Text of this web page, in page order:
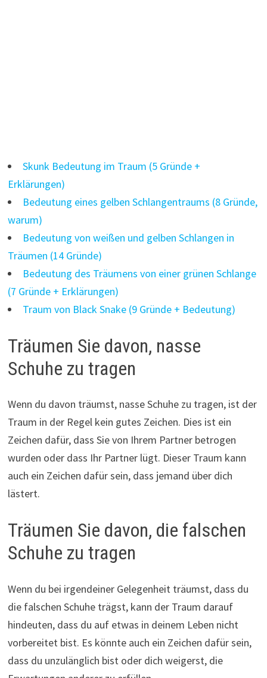
Skunk Bedeutung im Traum (5 Gründe +
Erklärungen)
Bedeutung eines gelben Schlangentraums (8 Gründe,
warum)
Bedeutung von weißen und gelben Schlangen in
Träumen (14 Gründe)
Bedeutung des Träumens von einer grünen Schlange
(7 Gründe + Erklärungen)
Traum von Black Snake (9 Gründe + Bedeutung)
Träumen Sie davon, nasse
Schuhe zu tragen
Wenn du davon träumst, nasse Schuhe zu tragen, ist der
Traum in der Regel kein gutes Zeichen. Dies ist ein
Zeichen dafür, dass Sie von Ihrem Partner betrogen
wurden oder dass Ihr Partner lügt. Dieser Traum kann
auch ein Zeichen dafür sein, dass jemand über dich
lästert.
Träumen Sie davon, die falschen
Schuhe zu tragen
Wenn du bei irgendeiner Gelegenheit träumst, dass du
die falschen Schuhe trägst, kann der Traum darauf
hindeuten, dass du auf etwas in deinem Leben nicht
vorbereitet bist. Es könnte auch ein Zeichen dafür sein,
dass du unzulänglich bist oder dich weigerst, die